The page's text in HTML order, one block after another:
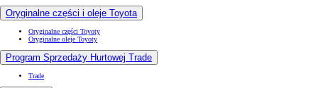
Oryginalne części i oleje Toyota
Oryginalne części Toyoty
Oryginalne oleje Toyoty
Program Sprzedaży Hurtowej Trade
Trade